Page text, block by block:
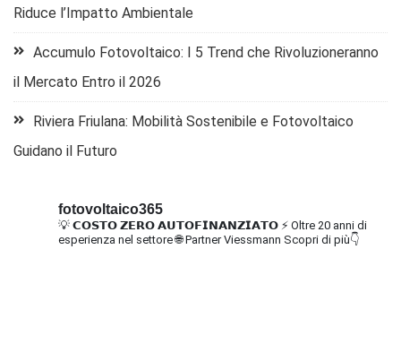
Riduce l’Impatto Ambientale
Accumulo Fotovoltaico: I 5 Trend che Rivoluzioneranno
il Mercato Entro il 2026
Riviera Friulana: Mobilità Sostenibile e Fotovoltaico
Guidano il Futuro
fotovoltaico365
💡 𝗖𝗢𝗦𝗧𝗢 𝗭𝗘𝗥𝗢 𝗔𝗨𝗧𝗢𝗙𝗜𝗡𝗔𝗡𝗭𝗜𝗔𝗧𝗢 ⚡ Oltre 20 anni di
esperienza nel settore🌐 Partner Viessmann Scopri di più👇